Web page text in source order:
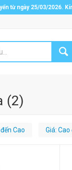
từ ngày 25/03/2026.
(2)
Cao Giá: